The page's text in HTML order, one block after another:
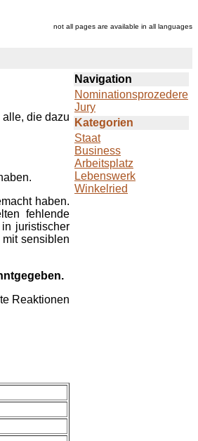
not all pages are available in all languages
die dazu
haben.
fehlende
juristischer
sensiblen
Reaktionen
Navigation
Nominationsprozedere
Jury
Kategorien
Staat
Business
Arbeitsplatz
Lebenswerk
Winkelried